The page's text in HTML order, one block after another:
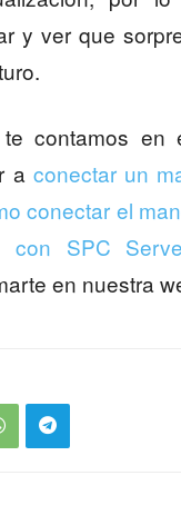
y ver que
contamos en
a conectar un
conectar el
con SPC
en nuestra